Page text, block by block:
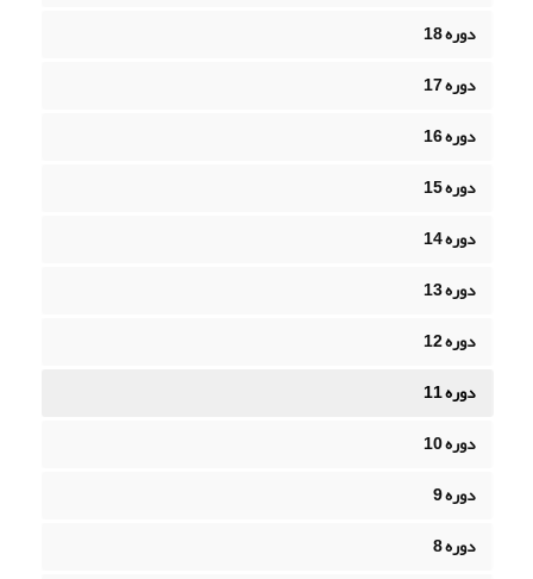
دوره 18
دوره 17
دوره 16
دوره 15
دوره 14
دوره 13
دوره 12
دوره 11
دوره 10
دوره 9
دوره 8